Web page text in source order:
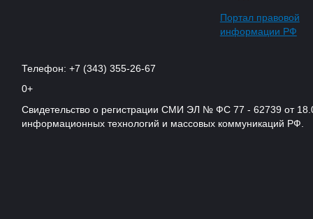
Портал правовой
информации РФ
Телефон: +7 (343) 355-26-67
0+
Свидетельство о регистрации СМИ ЭЛ № ФС 77 - 62739 от
информационных технологий и массовых коммуникаций РФ.